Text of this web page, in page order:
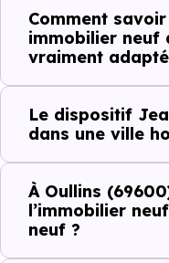
Avant la
simple :
votre projet
locatif avec
à Oullins
À
locatifse lit à travers
Comment
immobilier neuf
vraiment
Le dispositif
dans une ville
À Oullins
l’immobilier
neuf ?